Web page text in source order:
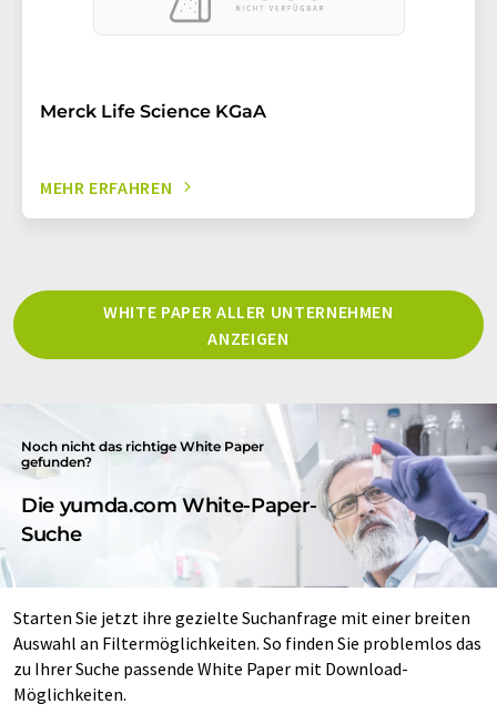
Merck Life Science KGaA
MEHR ERFAHREN
WHITE PAPER ALLER UNTERNEHMEN
ANZEIGEN
Noch nicht das richtige White Paper
gefunden?
Die yumda.com White-Paper-
Suche
Starten Sie jetzt ihre gezielte Suchanfrage mit einer breiten
Auswahl an Filtermöglichkeiten. So finden Sie problemlos das
zu Ihrer Suche passende White Paper mit Download-
Möglichkeiten.